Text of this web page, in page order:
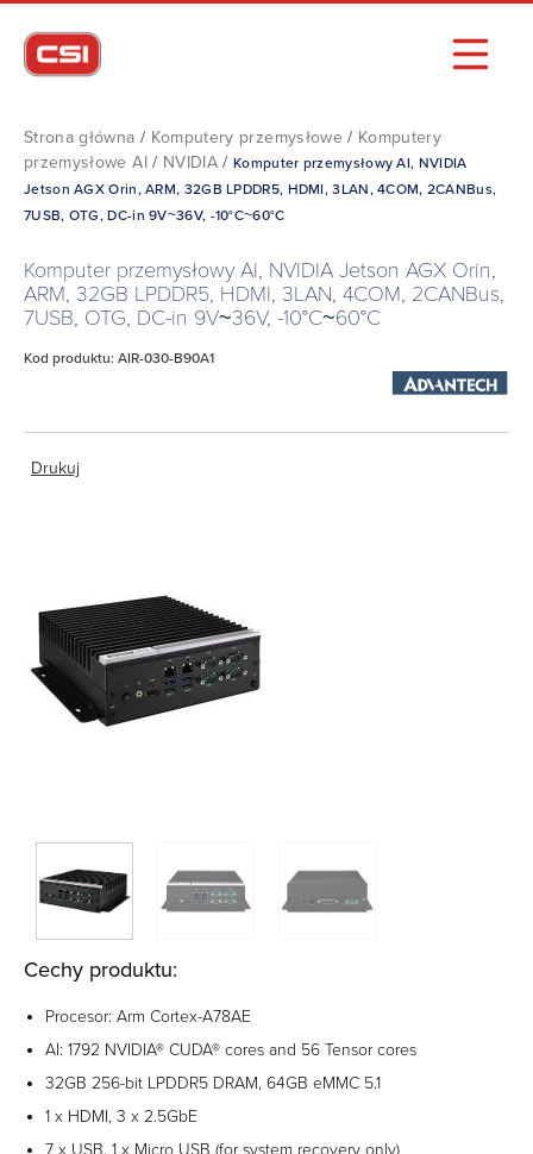
Strona główna / Komputery przemysłowe / Komputery
przemysłowe AI/ NVIDIA /Komputer przemysłowy AI, NVIDIA
Jetson AGX Orin, ARM, 32GB LPDDR5, HDMI, 3LAN, 4COM, 2CANBus,
7USB, OTG, DC-in 9V~36V, -10°C~60°C
Komputer przemysłowy AI, NVIDIA Jetson AGX Orin,
ARM, 32GB LPDDR5, HDMI, 3LAN, 4COM, 2CANBus,
7USB, OTG, DC-in 9V~36V, -10°C~60°C
Kod produktu: AIR-030-B90A1
Drukuj
Cechy produktu:
Procesor: Arm Cortex-A78AE
AI: 1792 NVIDIA® CUDA® cores and 56 Tensor cores
32GB 256-bit LPDDR5 DRAM, 64GB eMMC 5.1
1 x HDMI, 3 x 2.5GbE
7 x USB, 1 x Micro USB (for system recovery only)